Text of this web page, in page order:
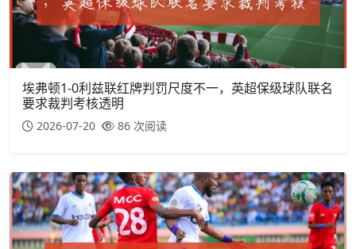
埃弗顿1-0利兹联红牌判罚尺度不一，英超保级球队联名
要求裁判考核透明
2026-07-20 86 次阅读